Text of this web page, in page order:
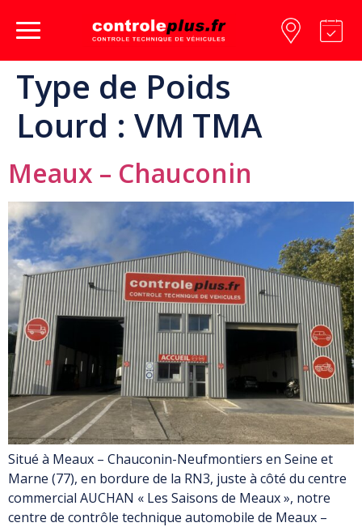
Type de Poids
Lourd : VM TMA
Meaux – Chauconin
Situé à Meaux – Chauconin-Neufmontiers en Seine et
Marne (77), en bordure de la RN3, juste à côté du centre
commercial AUCHAN « Les Saisons de Meaux », notre
centre de contrôle technique automobile de Meaux –